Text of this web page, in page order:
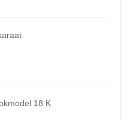
18 K